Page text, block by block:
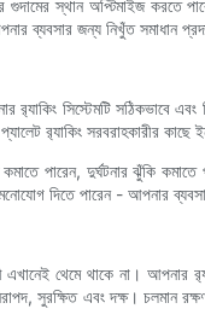
স্থান অপ্টিমাইজ করতে
ব্যবসার জন্য নিখুঁত সমাধান
র‍্যাকিং সিস্টেমটি
র‍্যাকিং সরবরাহকারীর কাছে
পারেন, দুর্ঘটনার ঝুঁকি
দিতে পারেন - আপনার
থেমে থাকে না। আপনার
সুরক্ষিত এবং দক্ষ।